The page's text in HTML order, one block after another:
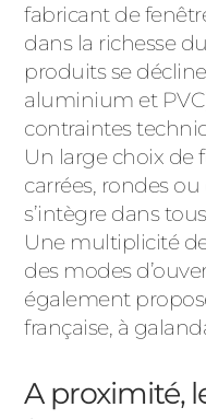
fabricant de
dans la richesse
produits se
aluminium et
contraintes
Un large choix de
carrées, rondes
s’intègre dans
Une multiplicité
des modes
également
française, à
A proximité,